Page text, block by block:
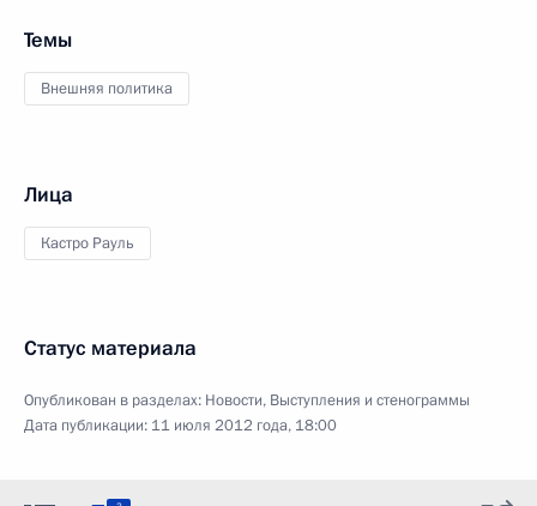
Темы
Внешняя политика
Лица
Кастро Рауль
Статус материала
Опубликован в разделах: Новости, Выступления и стенограммы
Дата публикации: 11 июля 2012 года, 18:00